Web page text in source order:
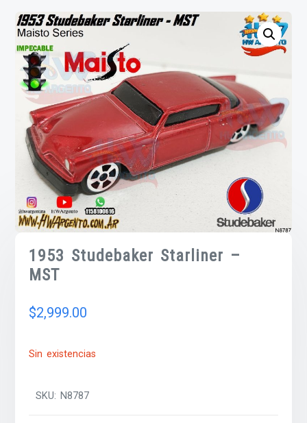
1953 Studebaker Starliner –
MST
$2,999.00
Sin existencias
SKU: N8787